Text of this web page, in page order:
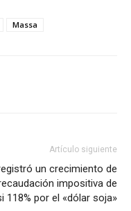
Massa
Artículo siguiente
un crecimiento de
impositiva de
118% por el «dólar soja»